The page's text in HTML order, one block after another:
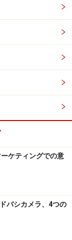
ケティングでの意
バシカメラ、4つの